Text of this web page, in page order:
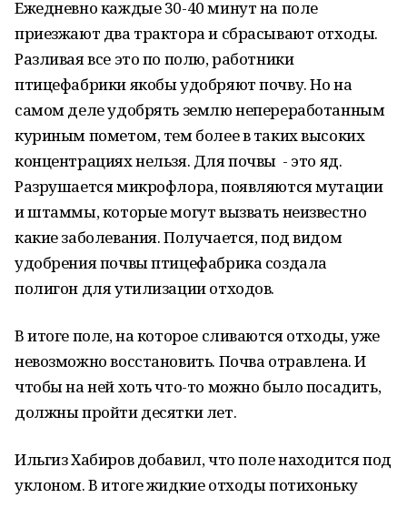
Ежедневно каждые 30-40 минут на поле
приезжают два трактора и сбрасывают отходы.
Разливая все это по полю, работники
птицефабрики якобы удобряют почву. Но на
самом деле удобрять землю непереработанным
куриным пометом, тем более в таких высоких
концентрациях нельзя. Для почвы - это яд.
Разрушается микрофлора, появляются мутации
и штаммы, которые могут вызвать неизвестно
какие заболевания. Получается, под видом
удобрения почвы птицефабрика создала
полигон для утилизации отходов.
В итоге поле, на которое сливаются отходы, уже
невозможно восстановить. Почва отравлена. И
чтобы на ней хоть что-то можно было посадить,
должны пройти десятки лет.
Ильгиз Хабиров добавил, что поле находится под
уклоном. В итоге жидкие отходы потихоньку